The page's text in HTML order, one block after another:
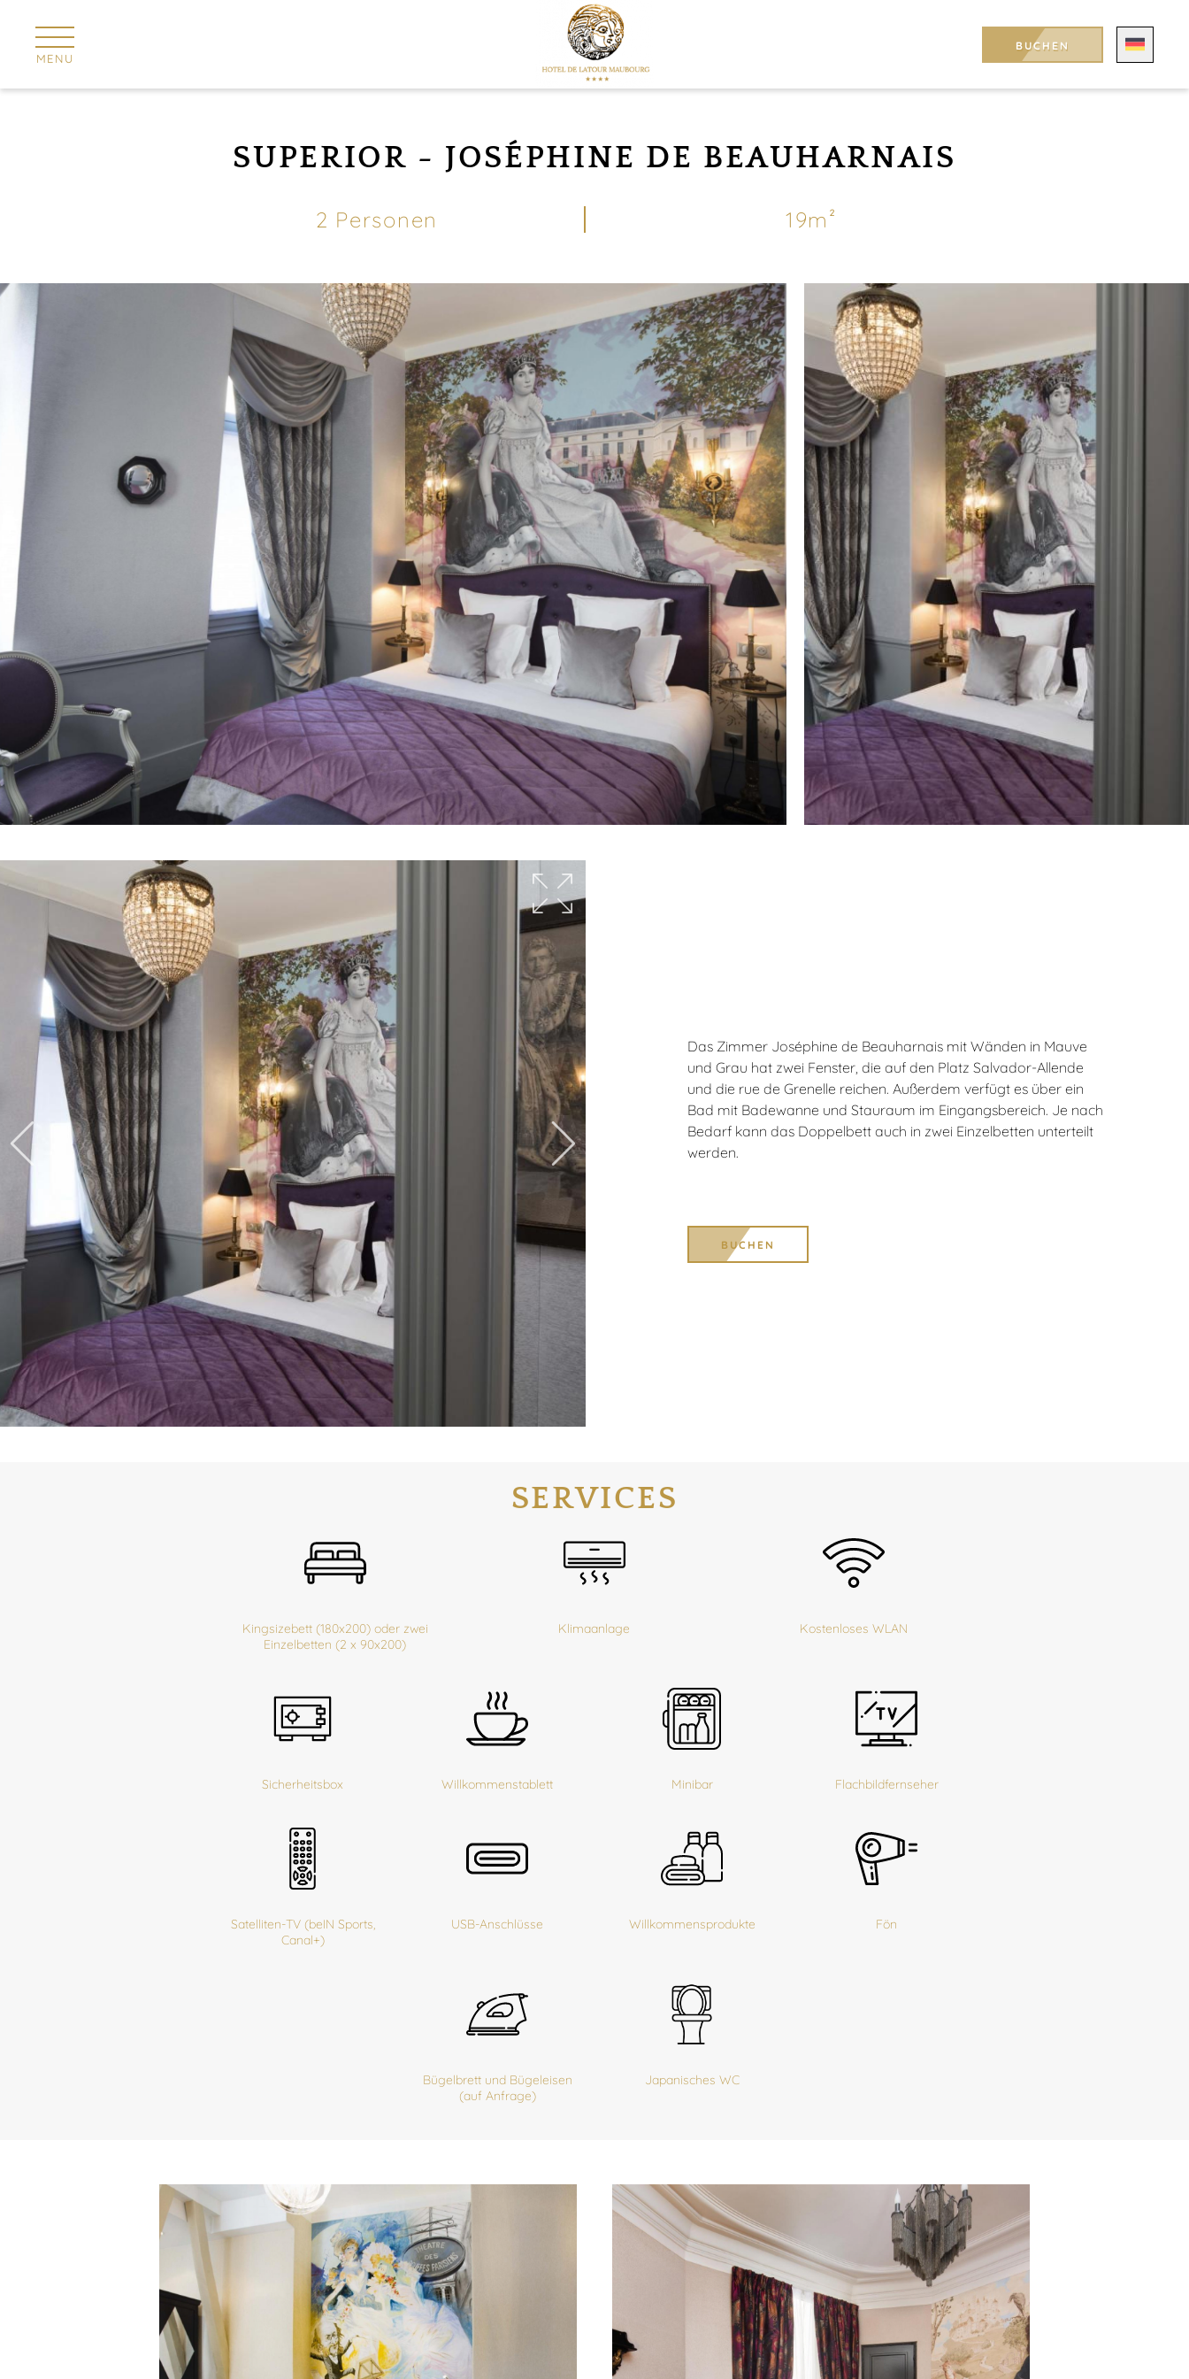
MENU
BUCHEN
SUPERIOR - JOSÉPHINE DE BEAUHARNAIS
2 Personen 19m²
Das Zimmer Joséphine de Beauharnais mit Wänden in Mauve
und Grau hat zwei Fenster, die auf den Platz Salvador-Allende
und die rue de Grenelle reichen. Außerdem verfügt es über ein
Bad mit Badewanne und Stauraum im Eingangsbereich. Je nach
Bedarf kann das Doppelbett auch in zwei Einzelbetten unterteilt
werden.
BUCHEN
SERVICES
Kingsizebett (180x200) oder zwei
Einzelbetten (2 x 90x200)
Klimaanlage Kostenloses WLAN
Sicherheitsbox Willkommenstablett Minibar Flachbildfernseher
Satelliten-TV (beIN Sports,
Canal+)
USB-Anschlüsse Willkommensprodukte Fön
Bügelbrett und Bügeleisen
(auf Anfrage)
Japanisches WC